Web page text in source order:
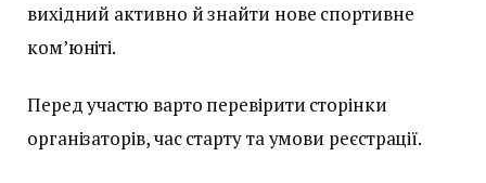
вихідний активно й знайти нове спортивне
ком’юніті.
Перед участю варто перевірити сторінки
організаторів, час старту та умови реєстрації.